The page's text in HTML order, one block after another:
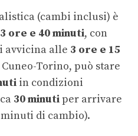
(cambi inclusi) è
ore e 40 minuti, con
avvicina alle 3 ore e 15
Torino, può stare
in condizioni
30 minutiper arrivare
di cambio).